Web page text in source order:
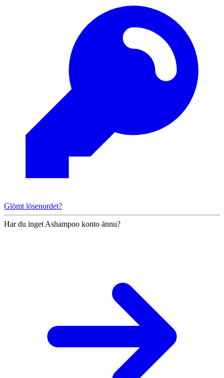
Glömt lösenordet?
Har du inget Ashampoo konto ännu?